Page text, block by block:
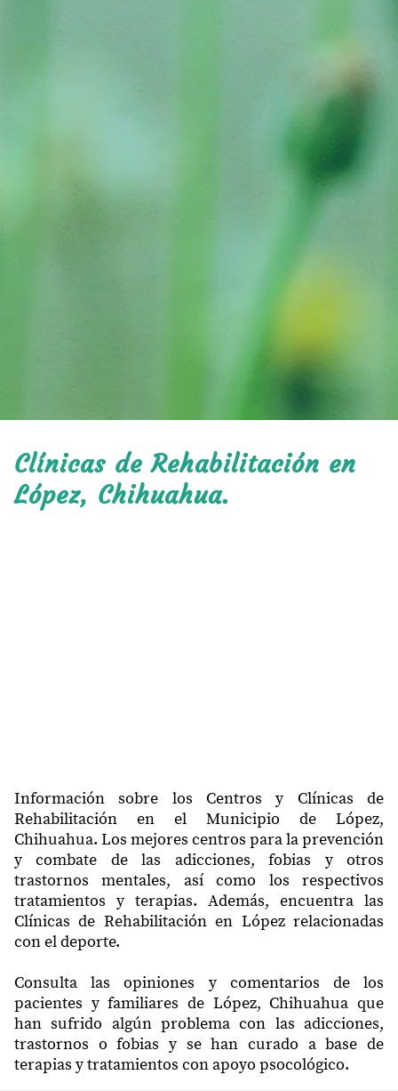
Clínicas de Rehabilitación en
López, Chihuahua.
Información sobre los Centros y Clínicas de
Rehabilitación en el Municipio de López,
Chihuahua. Los mejores centros para la prevención
y combate de las adicciones, fobias y otros
trastornos mentales, así como los respectivos
tratamientos y terapias. Además, encuentra las
Clínicas de Rehabilitación en López relacionadas
con el deporte.
Consulta las opiniones y comentarios de los
pacientes y familiares de López, Chihuahua que
han sufrido algún problema con las adicciones,
trastornos o fobias y se han curado a base de
terapias y tratamientos con apoyo psocológico.